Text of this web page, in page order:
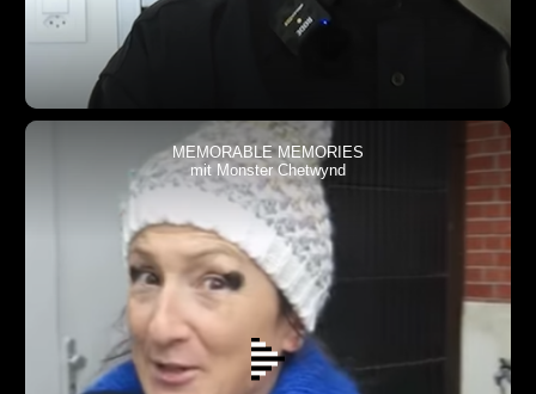
MEMORABLE MEMORIES
mit Monster Chetwynd